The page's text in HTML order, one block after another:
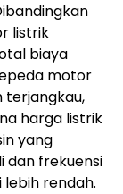
listrik
biaya
motor
terjangkau,
harga listrik
yang
dan frekuensi
rendah.